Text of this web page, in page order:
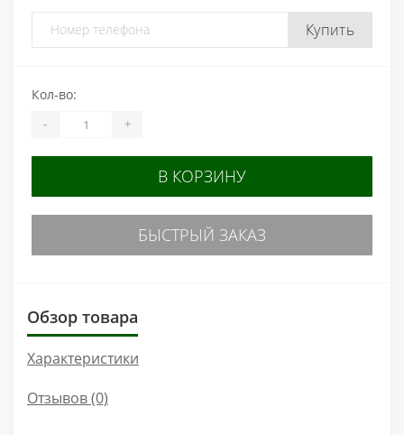
Купить
Кол-во:
- +
В КОРЗИНУ
БЫСТРЫЙ ЗАКАЗ
Обзор товара
Характеристики
Отзывов (0)